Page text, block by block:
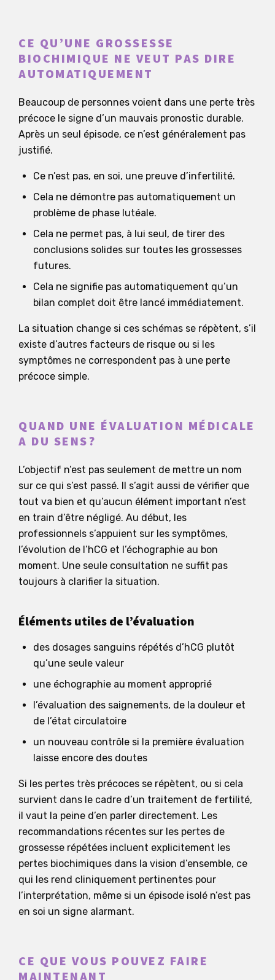
CE QU’UNE GROSSESSE
BIOCHIMIQUE NE VEUT PAS DIRE
AUTOMATIQUEMENT
Beaucoup de personnes voient dans une perte très
précoce le signe d’un mauvais pronostic durable.
Après un seul épisode, ce n’est généralement pas
justifié.
Ce n’est pas, en soi, une preuve d’infertilité.
Cela ne démontre pas automatiquement un
problème de phase lutéale.
Cela ne permet pas, à lui seul, de tirer des
conclusions solides sur toutes les grossesses
futures.
Cela ne signifie pas automatiquement qu’un
bilan complet doit être lancé immédiatement.
La situation change si ces schémas se répètent, s’il
existe d’autres facteurs de risque ou si les
symptômes ne correspondent pas à une perte
précoce simple.
QUAND UNE ÉVALUATION MÉDICALE
A DU SENS?
L’objectif n’est pas seulement de mettre un nom
sur ce qui s’est passé. Il s’agit aussi de vérifier que
tout va bien et qu’aucun élément important n’est
en train d’être négligé. Au début, les
professionnels s’appuient sur les symptômes,
l’évolution de l’hCG et l’échographie au bon
moment. Une seule consultation ne suffit pas
toujours à clarifier la situation.
Éléments utiles de l’évaluation
des dosages sanguins répétés d’hCG plutôt
qu’une seule valeur
une échographie au moment approprié
l’évaluation des saignements, de la douleur et
de l’état circulatoire
un nouveau contrôle si la première évaluation
laisse encore des doutes
Si les pertes très précoces se répètent, ou si cela
survient dans le cadre d’un traitement de fertilité,
il vaut la peine d’en parler directement. Les
recommandations récentes sur les pertes de
grossesse répétées incluent explicitement les
pertes biochimiques dans la vision d’ensemble, ce
qui les rend cliniquement pertinentes pour
l’interprétation, même si un épisode isolé n’est pas
en soi un signe alarmant.
CE QUE VOUS POUVEZ FAIRE